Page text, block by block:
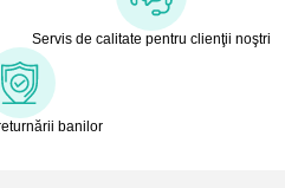
Servis de calitate pentru clienţii noştri
banilor